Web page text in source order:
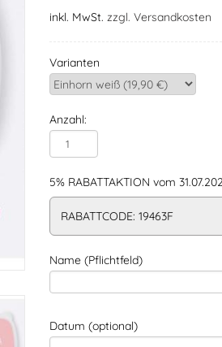
inkl. MwSt. zzgl. Versandkosten
Varianten
Anzahl:
5% RABATTAKTION vom
RABATTCODE: 19463F
Name (Pflichtfeld)
Datum (optional)